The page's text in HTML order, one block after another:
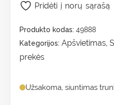
Produkto kodas: 49888
Kategorijos: Apšvietimas,
prekės
Užsakoma, siuntimas
Pridėti į norų sąrašą